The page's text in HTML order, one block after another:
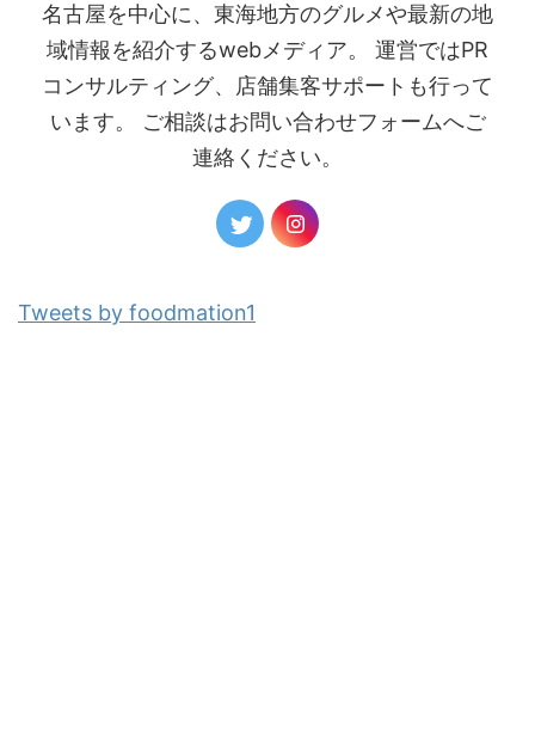
名古屋を中心に、東海地方のグルメや最新の地
域情報を紹介するwebメディア。 運営ではPR
コンサルティング、店舗集客サポートも行って
います。 ご相談はお問い合わせフォームへご
連絡ください。
Tweets by foodmation1